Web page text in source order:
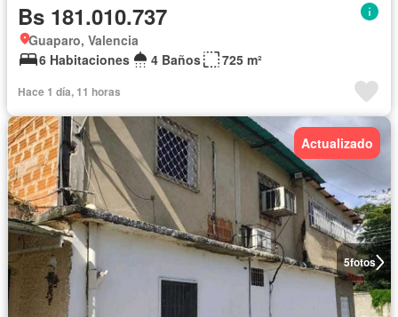
Bs 181.010.737
Guaparo, Valencia
6 Habitaciones
4 Baños 725 m²
Hace 1 día, 11 horas
5fotos
Actualizado